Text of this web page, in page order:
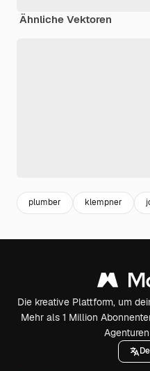
Ähnliche Vektoren
plumber klempner
Die kreative Plattform, um
Mehr als 1 Million